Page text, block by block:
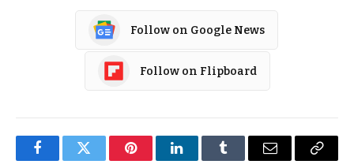
Follow on Google News
Follow on Flipboard
FacebookTwitter PinterestLinkedInTumblr Email
Copy